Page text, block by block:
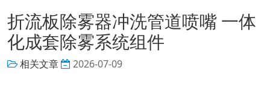
折流板除雾器冲洗管道喷嘴 一体
化成套除雾系统组件
相关文章 2026-07-09